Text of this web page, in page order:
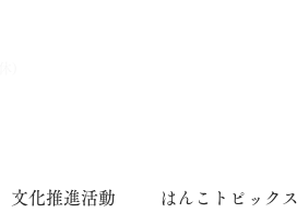
文化推進活動 はんこトピックス